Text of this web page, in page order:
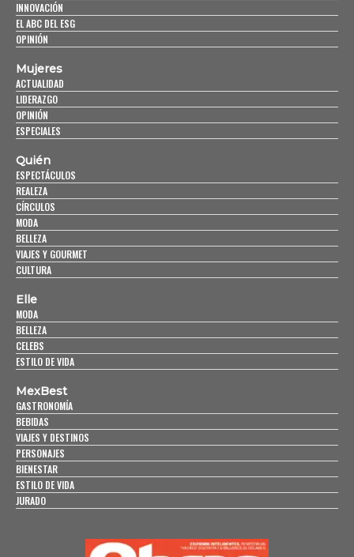
INNOVACIÓN
EL ABC DEL ESG
OPINIÓN
Mujeres
ACTUALIDAD
LIDERAZGO
OPINIÓN
ESPECIALES
Quién
ESPECTÁCULOS
REALEZA
CÍRCULOS
MODA
BELLEZA
VIAJES Y GOURMET
CULTURA
Elle
MODA
BELLEZA
CELEBS
ESTILO DE VIDA
MexBest
GASTRONOMÍA
BEBIDAS
VIAJES Y DESTINOS
PERSONAJES
BIENESTAR
ESTILO DE VIDA
JURADO